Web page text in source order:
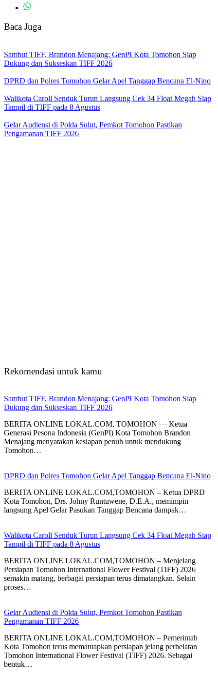
Baca Juga
Sambut TIFF, Brandon Menajang: ​GenPI Kota Tomohon Siap
Dukung dan Sukseskan TIFF 2026
DPRD dan Polres Tomohon Gelar Apel Tanggap Bencana El-Nino
Walikota Caroll Senduk Turun Langsung Cek 34 Float Megah Siap
Tampil di TIFF pada 8 Agustus
Gelar Audiensi di Polda Sulut, Pemkot Tomohon Pastikan
Pengamanan TIFF 2026
Rekomendasi untuk kamu
Sambut TIFF, Brandon Menajang: ​GenPI Kota Tomohon Siap
Dukung dan Sukseskan TIFF 2026
BERITA ONLINE LOKAL.COM, TOMOHON — Ketua
Generasi Pesona Indonesia (GenPI) Kota Tomohon Brandon
Menajang menyatakan kesiapan penuh untuk mendukung
Tomohon…
DPRD dan Polres Tomohon Gelar Apel Tanggap Bencana El-Nino
BERITA ONLINE LOKAL.COM,TOMOHON – Ketua DPRD
Kota Tomohon, Drs. Johny Runtuwene, D.E.A., memimpin
langsung Apel Gelar Pasukan Tanggap Bencana dampak…
Walikota Caroll Senduk Turun Langsung Cek 34 Float Megah Siap
Tampil di TIFF pada 8 Agustus
BERITA ONLINE LOKAL.COM,TOMOHON – Menjelang
Persiapan Tomohon International Flower Festival (TIFF) 2026
semakin matang, berbagai persiapan terus dimatangkan. Selain
proses…
Gelar Audiensi di Polda Sulut, Pemkot Tomohon Pastikan
Pengamanan TIFF 2026
BERITA ONLINE LOKAL.COM,TOMOHON – Pemerintah
Kota Tomohon terus memantapkan persiapan jelang perhelatan
Tomohon International Flower Festival (TIFF) 2026. Sebagai
bentuk…